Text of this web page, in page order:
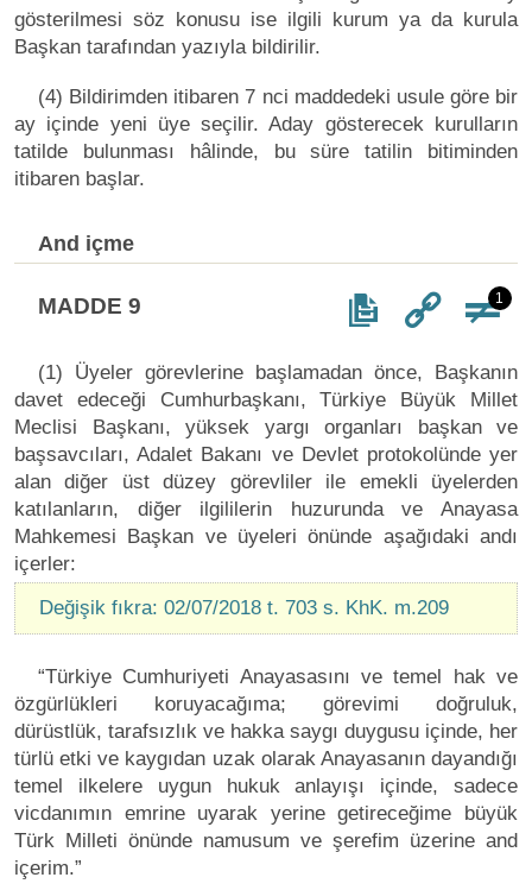
gösterilmesi söz konusu ise ilgili kurum ya da kurula
Başkan tarafından yazıyla bildirilir.
(4) Bildirimden itibaren 7 nci maddedeki usule göre bir
ay içinde yeni üye seçilir. Aday gösterecek kurulların
tatilde bulunması hâlinde, bu süre tatilin bitiminden
itibaren başlar.
And içme
MADDE 9 1
(1) Üyeler görevlerine başlamadan önce, Başkanın
davet edeceği Cumhurbaşkanı, Türkiye Büyük Millet
Meclisi Başkanı, yüksek yargı organları başkan ve
başsavcıları, Adalet Bakanı ve Devlet protokolünde yer
alan diğer üst düzey görevliler ile emekli üyelerden
katılanların, diğer ilgililerin huzurunda ve Anayasa
Mahkemesi Başkan ve üyeleri önünde aşağıdaki andı
içerler:
Değişik fıkra: 02/07/2018 t. 703 s. KhK. m.209
“Türkiye Cumhuriyeti Anayasasını ve temel hak ve
özgürlükleri koruyacağıma; görevimi doğruluk,
dürüstlük, tarafsızlık ve hakka saygı duygusu içinde, her
türlü etki ve kaygıdan uzak olarak Anayasanın dayandığı
temel ilkelere uygun hukuk anlayışı içinde, sadece
vicdanımın emrine uyarak yerine getireceğime büyük
Türk Milleti önünde namusum ve şerefim üzerine and
içerim.”